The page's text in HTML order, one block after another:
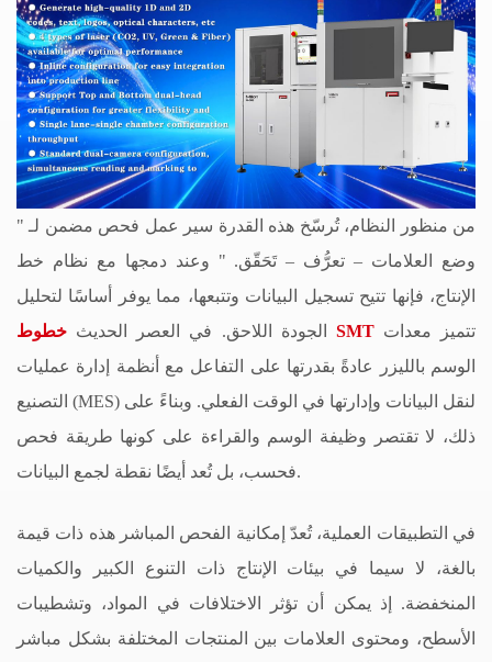
من منظور النظام، تُرسّخ هذه القدرة سير عمل فحص مضمن لـ "
وضع العلامات – تعرُّف –تَحَقّق. " وعند دمجها مع نظام خط
الإنتاج، فإنها تتيح تسجيل البيانات وتتبعها، مما يوفر أساسًا لتحليل
الجودة اللاحق. في العصر الحديث
خطوط SMT تتميز معدات
الوسم بالليزر عادةً بقدرتها على التفاعل مع أنظمة إدارة عمليات
التصنيع (MES) لنقل البيانات وإدارتها في الوقت الفعلي. وبناءً على
ذلك، لا تقتصر وظيفة الوسم والقراءة على كونها طريقة فحص
فحسب، بل تُعد أيضًا نقطة لجمع البيانات.
في التطبيقات العملية، تُعدّ إمكانية الفحص المباشر هذه ذات قيمة
بالغة، لا سيما في بيئات الإنتاج ذات التنوع الكبير والكميات
المنخفضة. إذ يمكن أن تؤثر الاختلافات في المواد، وتشطيبات
الأسطح، ومحتوى العلامات بين المنتجات المختلفة بشكل مباشر